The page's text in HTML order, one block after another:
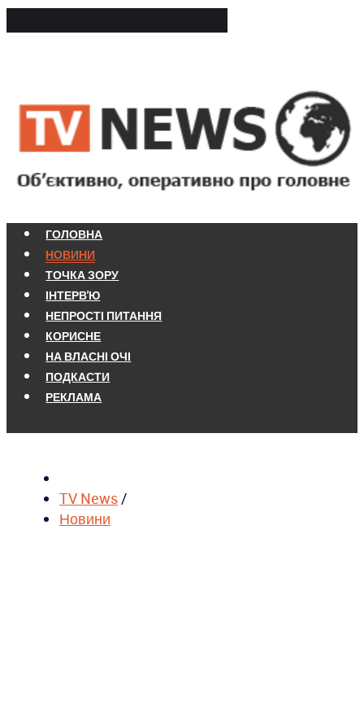
ГОЛОВНА
НОВИНИ
ТОЧКА ЗОРУ
ІНТЕРВ'Ю
НЕПРОСТІ ПИТАННЯ
КОРИСНЕ
НА ВЛАСНІ ОЧІ
ПОДКАСТИ
РЕКЛАМА
TV News/
Новини